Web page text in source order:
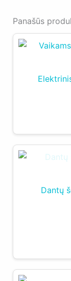
Panašūs
Dantų